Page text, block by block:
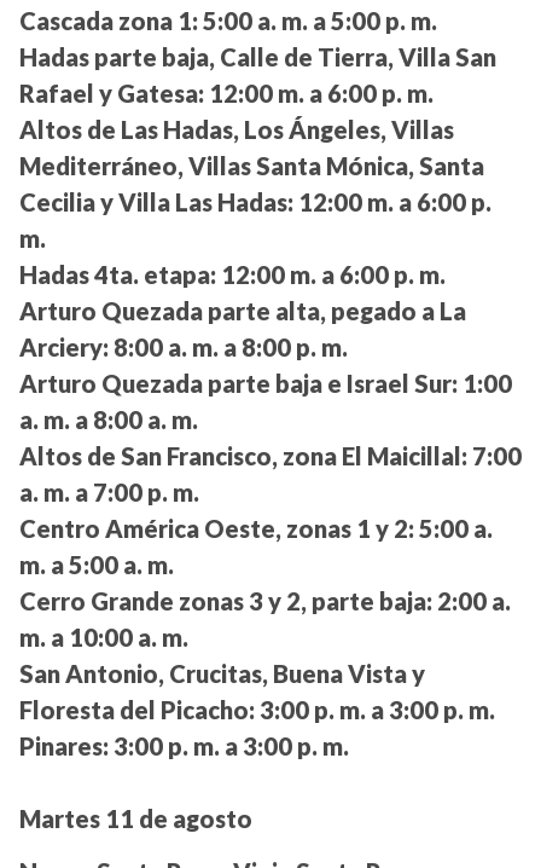
Cascada zona 1: 5:00 a. m. a 5:00 p. m.
Hadas parte baja, Calle de Tierra, Villa San
Rafael y Gatesa: 12:00 m. a 6:00 p. m.
Altos de Las Hadas, Los Ángeles, Villas
Mediterráneo, Villas Santa Mónica, Santa
Cecilia y Villa Las Hadas: 12:00 m. a 6:00 p.
m.
Hadas 4ta. etapa: 12:00 m. a 6:00 p. m.
Arturo Quezada parte alta, pegado a La
Arciery: 8:00 a. m. a 8:00 p. m.
Arturo Quezada parte baja e Israel Sur: 1:00
a. m. a 8:00 a. m.
Altos de San Francisco, zona El Maicillal: 7:00
a. m. a 7:00 p. m.
Centro América Oeste, zonas 1 y 2: 5:00 a.
m. a 5:00 a. m.
Cerro Grande zonas 3 y 2, parte baja: 2:00 a.
m. a 10:00 a. m.
San Antonio, Crucitas, Buena Vista y
Floresta del Picacho: 3:00 p. m. a 3:00 p. m.
Pinares: 3:00 p. m. a 3:00 p. m.
Martes 11 de agosto